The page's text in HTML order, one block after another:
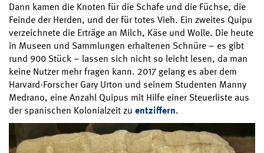
Dann kamen die Knoten für die Schafe und die Füchse, die
Feinde der Herden, und der für totes Vieh. Ein zweites Quipu
verzeichnete die Erträge an Milch, Käse und Wolle. Die heute
in Museen und Sammlungen erhaltenen Schnüre – es gibt
rund 900 Stück – lassen sich nicht so leicht lesen, da man
keine Nutzer mehr fragen kann. 2017 gelang es aber dem
Harvard-Forscher Gary Urton und seinem Studenten Manny
Medrano, eine Anzahl Quipus mit Hilfe einer Steuerliste aus
der spanischen Kolonialzeit zu entziffern.